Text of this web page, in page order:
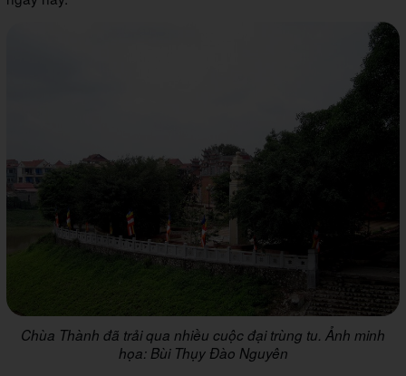
Chùa Thành đã trải qua nhiều cuộc đại trùng tu. Ảnh minh
họa: Bùi Thụy Đào Nguyên